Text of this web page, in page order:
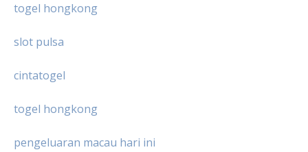
togel hongkong
slot pulsa
cintatogel
togel hongkong
pengeluaran macau hari ini